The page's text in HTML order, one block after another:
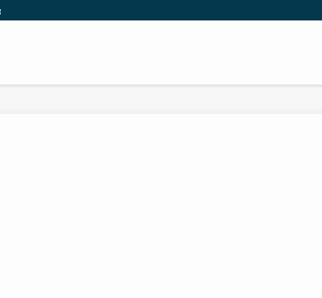
訣等。太ったり悩んでいる方々が簡単に痩せることが出来る